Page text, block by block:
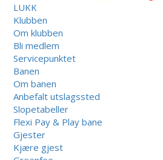
LUKK
Klubben
Om klubben
Bli medlem
Servicepunktet
Banen
Om banen
Anbefalt utslagssted
Slopetabeller
Flexi Pay & Play bane
Gjester
Kjære gjest